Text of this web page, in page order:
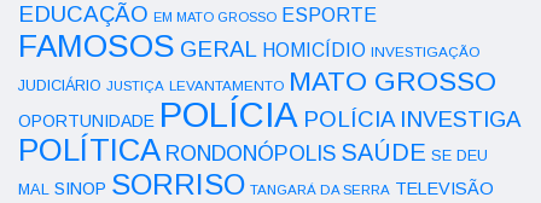
EDUCAÇÃO EM MATO GROSSO ESPORTE
FAMOSOS GERAL HOMICÍDIO INVESTIGAÇÃO
JUDICIÁRIO JUSTIÇA LEVANTAMENTO MATO GROSSO
OPORTUNIDADE POLÍCIA POLÍCIA INVESTIGA
POLÍTICA RONDONÓPOLIS SAÚDE SE DEU
MAL SINOP SORRISO TANGARÁ DA SERRA TELEVISÃO